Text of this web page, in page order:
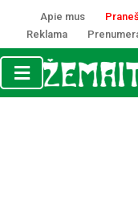
Apie mus
Reklama